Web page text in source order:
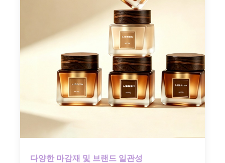
다양한 마감재 및 브랜드 일관성